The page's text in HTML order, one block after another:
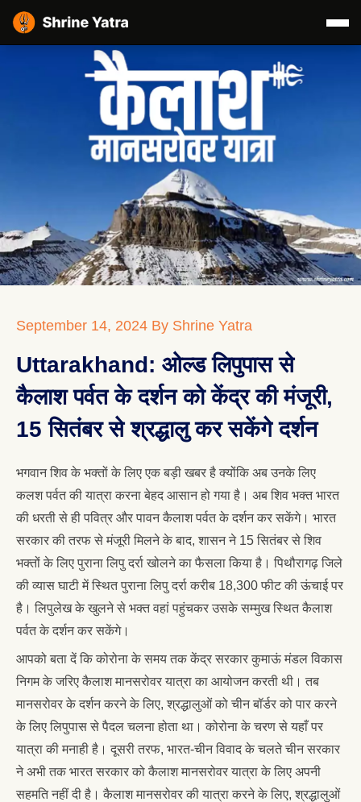
September 14, 2024 By Shrine Yatra
Uttarakhand: ओल्ड लिपुपास से
कैलाश पर्वत के दर्शन को केंद्र की मंजूरी,
15 सितंबर से श्रद्धालु कर सकेंगे दर्शन
भगवान शिव के भक्तों के लिए एक बड़ी खबर है क्योंकि अब उनके लिए
कलश पर्वत की यात्रा करना बेहद आसान हो गया है। अब शिव भक्त भारत
की धरती से ही पवित्र और पावन कैलाश पर्वत के दर्शन कर सकेंगे। भारत
सरकार की तरफ से मंजूरी मिलने के बाद, शासन ने 15 सितंबर से शिव
भक्तों के लिए पुराना लिपु दर्रा खोलने का फैसला किया है। पिथौरागढ़ जिले
की व्यास घाटी में स्थित पुराना लिपु दर्रा करीब 18,300 फीट की ऊंचाई पर
है। लिपुलेख के खुलने से भक्त वहां पहुंचकर उसके सम्मुख स्थित कैलाश
पर्वत के दर्शन कर सकेंगे।
आपको बता दें कि कोरोना के समय तक केंद्र सरकार कुमाऊं मंडल विकास
निगम के जरिए कैलाश मानसरोवर यात्रा का आयोजन करती थी। तब
मानसरोवर के दर्शन करने के लिए, श्रद्धालुओं को चीन बॉर्डर को पार करने
के लिए लिपुपास से पैदल चलना होता था। कोरोना के चरण से यहाँ पर
यात्रा की मनाही है। दूसरी तरफ, भारत-चीन विवाद के चलते चीन सरकार
ने अभी तक भारत सरकार को कैलाश मानसरोवर यात्रा के लिए अपनी
सहमति नहीं दी है। कैलाश मानसरोवर की यात्रा करने के लिए, श्रद्धालुओं